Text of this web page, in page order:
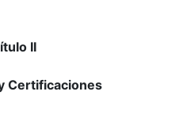
II
Certificaciones